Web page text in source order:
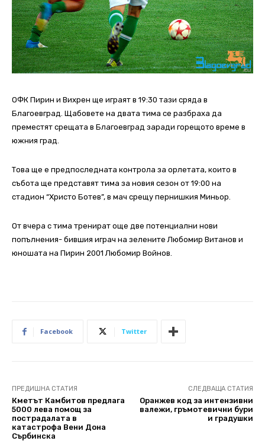
ОФК Пирин и Вихрен ще играят в 19:30 тази сряда в
Благоевград. Щабовете на двата тима се разбраха да
преместят срещата в Благоевград заради горещото време в
южния град.
Това ще е предпоследната контрола за орлетата, които в
събота ще представят тима за новия сезон от 19:00 на
стадион “Христо Ботев”, в мач срещу пернишкия Миньор.
От вчера с тима тренират още две потенциални нови
попълнения- бившия играч на зелените Любомир Витанов и
юношата на Пирин 2001 Любомир Войнов.
Facebook Twitter
ПРЕДИШНА СТАТИЯ
Кметът Камбитов предлага
5000 лева помощ за
пострадалата в
катастрофа Вени Дона
Сърбинска
СЛЕДВАЩА СТАТИЯ
Оранжев код за интензивни
валежи, гръмотевични бури
и градушки